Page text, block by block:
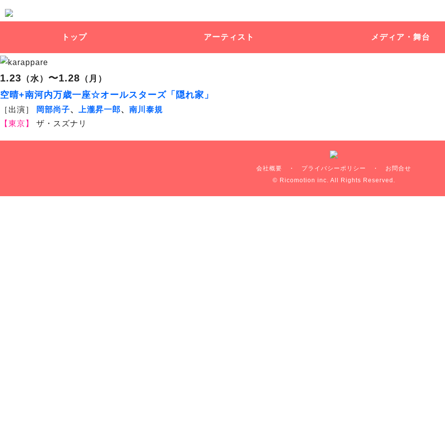
トップ アーティスト メディア・舞台
1.23 （水） 〜1.28 （月）
空晴+南河内万歳一座☆オールスターズ「隠れ家」
［出演］ 岡部尚子、 上瀧昇一郎、 南川泰規
【東京】
ザ・スズナリ
会社概要 ・ プライバシーポリシー ・ お問合せ
© Ricomotion inc. All Rights Reserved.